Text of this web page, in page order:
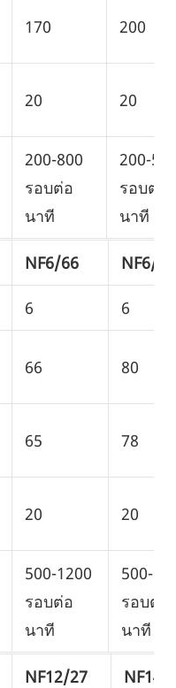
170 200
20 20
200-800
รอบต่อ
นาที
200-
รอบต่อ
นาที
NF6/66 NF6/80
6 6
66 80
65 78
20 20
500-1200
รอบต่อ
นาที
500-
รอบต่อ
นาที
NF12/27 NF14/